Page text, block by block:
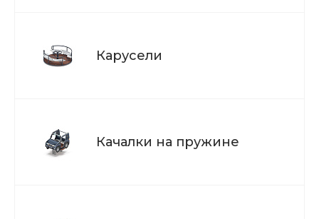
Карусели
Качалки на пружине